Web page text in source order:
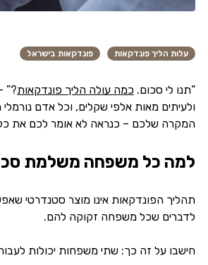
עלות הליך פונדקאות פונדקאות בישראל
“תנו לי סכום. כמה עולה הליך פונדקאות?”
ולעיתים מאות אלפי שקלים, וכל אדם
המקרה שלכם – כנראה לא אומר לכם את כל
למה כל משפחה משלמת
תהליך הפונדקאות אינו מוצר סטנדרטי
לדברים שכל משפחה זקוקה להם.
חישבו על זה כך: שתי משפחות יכולות